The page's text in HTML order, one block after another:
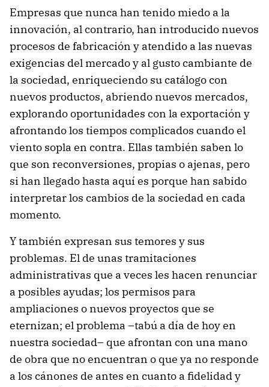
Empresas que nunca han tenido miedo a la
innovación, al contrario, han introducido nuevos
procesos de fabricación y atendido a las nuevas
exigencias del mercado y al gusto cambiante de
la sociedad, enriqueciendo su catálogo con
nuevos productos, abriendo nuevos mercados,
explorando oportunidades con la exportación y
afrontando los tiempos complicados cuando el
viento sopla en contra. Ellas también saben lo
que son reconversiones, propias o ajenas, pero
si han llegado hasta aquí es porque han sabido
interpretar los cambios de la sociedad en cada
momento.
Y también expresan sus temores y sus
problemas. El de unas tramitaciones
administrativas que a veces les hacen renunciar
a posibles ayudas; los permisos para
ampliaciones o nuevos proyectos que se
eternizan; el problema –tabú a día de hoy en
nuestra sociedad– que afrontan con una mano
de obra que no encuentran o que ya no responde
a los cánones de antes en cuanto a fidelidad y